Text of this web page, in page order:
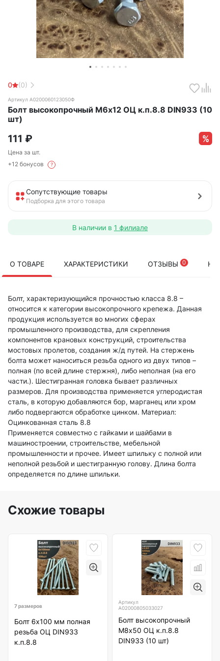
0 (0)
Артикул А0200060123050Ф
Болт высокопрочный М6х12 ОЦ к.п.8.8 DIN933 (10
шт)
111 ₽
Цена за шт.
+12 бонусов
?
Сопутствующие товары
Подборка для этого товара
В наличии в 1 филиале
О ТОВАРЕ ХАРАКТЕРИСТИКИ ОТЗЫВЫ 0
Болт, характеризующийся прочностью класса 8.8 –
относится к категории высокопрочного крепежа. Данная
продукция используется во многих сферах
промышленного производства, для скрепления
компонентов крановых конструкций, строительства
мостовых пролетов, создания ж/д путей. На стержень
болта может наноситься резьба одного из двух типов –
полная (по всей длине стержня), либо неполная (на его
части.). Шестигранная головка бывает различных
размеров. Для производства применяется углеродистая
сталь, в которую добавляются бор, марганец или хром
либо подвергаются обработке цинком. Материал:
Оцинкованная сталь 8.8
Применяется совместно с гайками и шайбами в
машиностроении, строительстве, мебельной
промышленности и прочее. Имеет шпильку с полной или
неполной резьбой и шестигранную голову. Длина болта
определяется по длине шпильки.
Схожие товары
7 размеров
Болт 6х100 мм полная
резьба ОЦ DIN933
к.п.8.8
Артикул
А02000805033027
Болт высокопрочный
М8х50 ОЦ к.п.8.8
DIN933 (10 шт)